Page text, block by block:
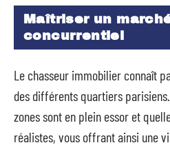
Maîtriser un
concurrentiel
Le chasseur immobilier connaît
des différents quartiers
zones sont en plein essor et
réalistes, vous offrant ainsi une